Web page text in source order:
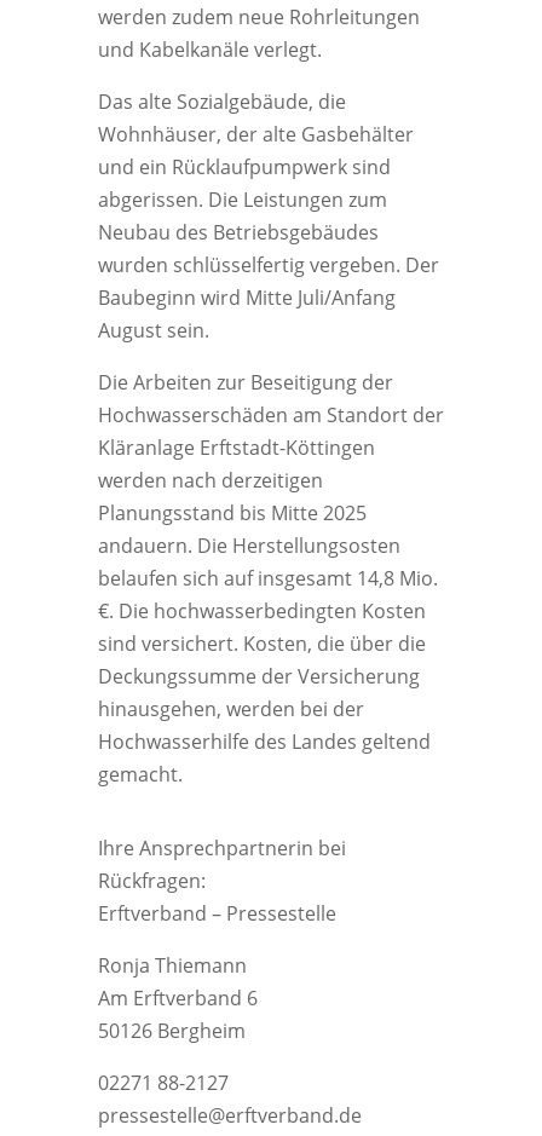
werden zudem neue Rohrleitungen
und Kabelkanäle verlegt.
Das alte Sozialgebäude, die
Wohnhäuser, der alte Gasbehälter
und ein Rücklaufpumpwerk sind
abgerissen. Die Leistungen zum
Neubau des Betriebsgebäudes
wurden schlüsselfertig vergeben. Der
Baubeginn wird Mitte Juli/Anfang
August sein.
Die Arbeiten zur Beseitigung der
Hochwasserschäden am Standort der
Kläranlage Erftstadt-Köttingen
werden nach derzeitigen
Planungsstand bis Mitte 2025
andauern. Die Herstellungsosten
belaufen sich auf insgesamt 14,8 Mio.
€. Die hochwasserbedingten Kosten
sind versichert. Kosten, die über die
Deckungssumme der Versicherung
hinausgehen, werden bei der
Hochwasserhilfe des Landes geltend
gemacht.
Ihre Ansprechpartnerin bei
Rückfragen:
Erftverband – Pressestelle
Ronja Thiemann
Am Erftverband 6
50126 Bergheim
02271 88-2127
pressestelle@erftverband.de